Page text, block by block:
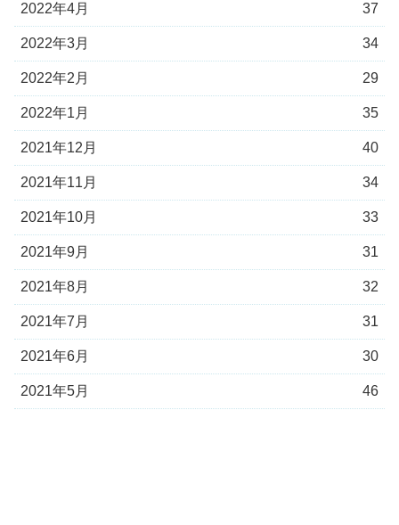
2022年4月 37
2022年3月 34
2022年2月 29
2022年1月 35
2021年12月 40
2021年11月 34
2021年10月 33
2021年9月 31
2021年8月 32
2021年7月 31
2021年6月 30
2021年5月 46